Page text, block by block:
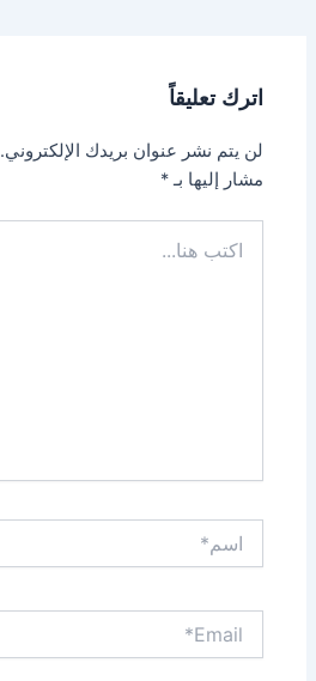
اترك تعليقاً
لن يتم نشر عنوان بريدك الإلكتروني.
مشار إليها بـ*
هنا...